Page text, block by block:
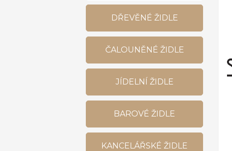
DŘEVĚNÉ ŽIDLE
ČALOUNĚNÉ ŽIDLE
JÍDELNÍ ŽIDLE
BAROVÉ ŽIDLE
KANCELÁŘSKÉ ŽIDLE